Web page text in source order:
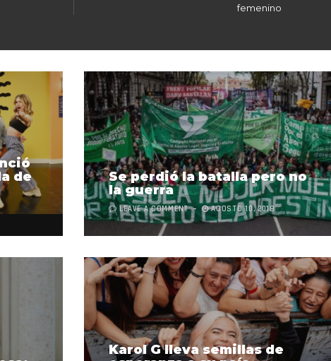
femenino
de
Se perdió la batalla pero no
la guerra
LEAVE A COMMENT AGOSTO 10, 2018
Karol G lleva semillas de